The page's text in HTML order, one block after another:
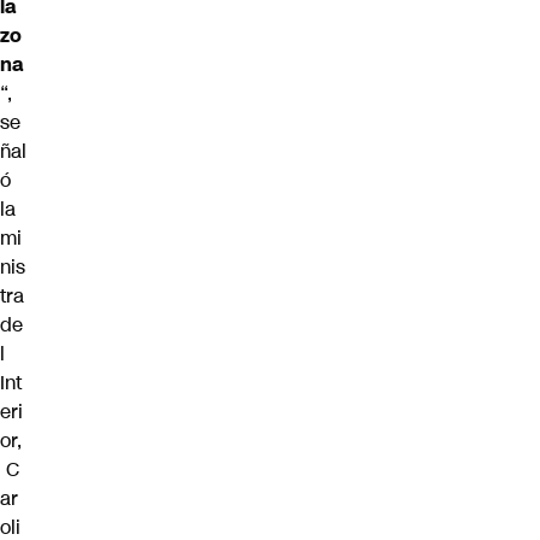
la
zo
na
“,
se
ñal
ó
la
mi
nis
tra
de
l
Int
eri
or,
C
ar
oli